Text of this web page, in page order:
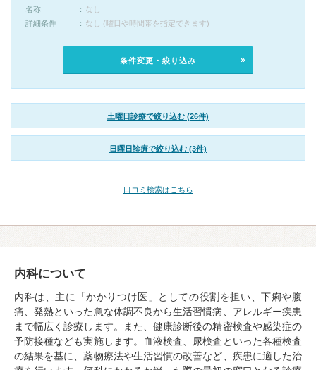
名称
なし
詳細条件
なし (曜日や時間帯を指定できます)
条件変更・絞り込み
土曜日診療で絞り込む (26件)
日曜日診療で絞り込む (3件)
口コミ検索はこちら
内科について
内科は、主に「かかりつけ医」としての役割を担い、下痢や腹
痛、発熱といった急な体調不良から生活習慣病、アレルギー疾患
まで幅広く診療します。また、健康診断後の精密検査や感染症の
予防接種なども実施します。血液検査、尿検査といった各種検査
の結果を基に、薬物療法や生活習慣の改善など、疾患に適した治